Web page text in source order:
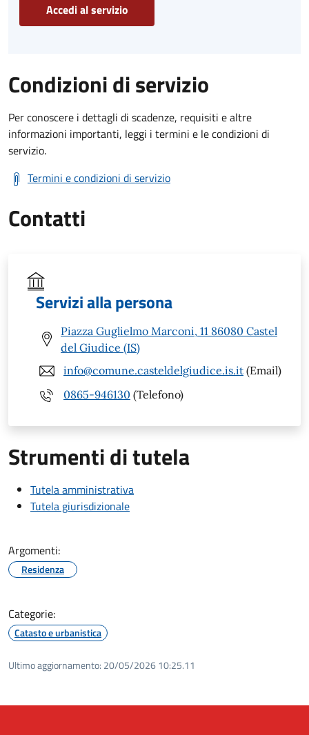
Accedi al servizio
Condizioni di servizio
Per conoscere i dettagli di scadenze, requisiti e altre
informazioni importanti, leggi i termini e le condizioni di
servizio.
Termini e condizioni di servizio
Contatti
Servizi alla persona
Piazza Guglielmo Marconi, 11 86080 Castel
del Giudice (IS)
info@comune.casteldelgiudice.is.it (Email)
0865-946130 (Telefono)
Strumenti di tutela
Tutela amministrativa
Tutela giurisdizionale
Argomenti:
Residenza
Categorie:
Catasto e urbanistica
Ultimo aggiornamento: 20/05/2026 10:25.11